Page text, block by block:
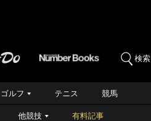
検索
ゴルフ テニス 競馬
他競技 有料記事